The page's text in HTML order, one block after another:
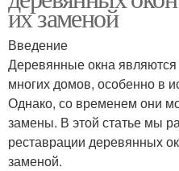
их заменой
Введение
Деревянные окна
многих домов, особенно в
Однако, со временем они
замены. В этой статье мы
реставрации деревянных
заменой.